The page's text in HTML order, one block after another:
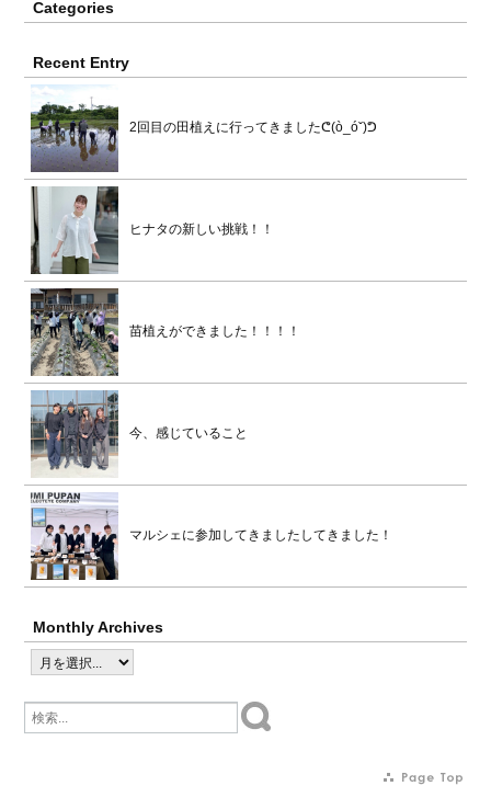
Categories
Recent Entry
2回目の田植えに行ってきましたᕦ(ò_óˇ)ᕤ
ヒナタの新しい挑戦！！
苗植えができました！！！！
今、感じていること
マルシェに参加してきましたしてきました！
Monthly Archives